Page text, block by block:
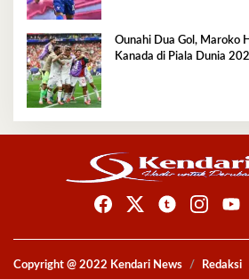
Ounahi Dua Gol, Maroko
Kanada di Piala Dunia
Copyright @ 2022 Kendari News Redaksi